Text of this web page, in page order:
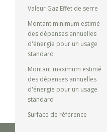
Valeur Gaz Effet de serre
Montant minimum estimé
des dépenses annuelles
d'énergie pour un usage
standard
Montant maximum estimé
des dépenses annuelles
d'énergie pour un usage
standard
Surface de référence